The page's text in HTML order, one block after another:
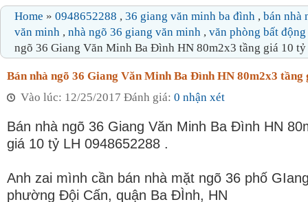
Home » 0948652288 , 36 giang văn minh ba đình , bán nhà
văn minh , nhà ngõ 36 giang văn minh , văn phòng bất
ngõ 36 Giang Văn Minh Ba Đình HN 80m2x3 tầng giá 10 tỷ
Bán nhà ngõ 36 Giang Văn Minh Ba Đình HN 80m2x3 tầng
Vào lúc: 12/25/2017 Đánh giá: 0 nhận xét
Bán nhà ngõ 36 Giang Văn Minh Ba Đình HN
giá 10 tỷ LH 0948652288 .
Anh zai mình cần bán nhà mặt ngõ 36 phố
phường Đội Cấn, quận Ba ĐÌnh, HN